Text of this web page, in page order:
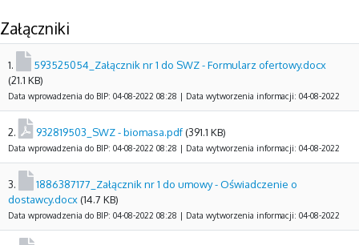
Załączniki
1.
593525054_Załącznik nr 1 do SWZ - Formularz ofertowy.docx
(21.1 KB)
Data wprowadzenia do BIP: 04-08-2022 08:28 | Data wytworzenia informacji: 04-08-2022
2. 932819503_SWZ - biomasa.pdf(391.1 KB)
Data wprowadzenia do BIP: 04-08-2022 08:28 | Data wytworzenia informacji: 04-08-2022
3.
1886387177_Załącznik nr 1 do umowy - Oświadczenie o
dostawcy.docx(14.7 KB)
Data wprowadzenia do BIP: 04-08-2022 08:28 | Data wytworzenia informacji: 04-08-2022